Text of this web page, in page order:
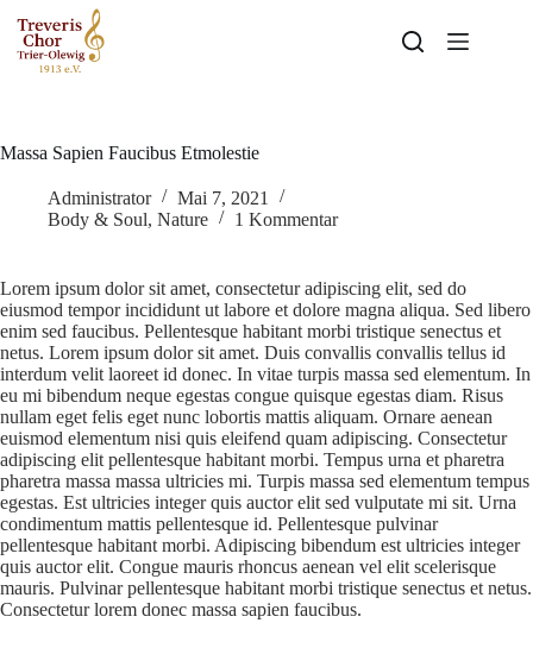
Massa Sapien Faucibus Etmolestie
Administrator
Mai 7, 2021
Body & Soul, Nature 1 Kommentar
Lorem ipsum dolor sit amet, consectetur adipiscing elit, sed do
eiusmod tempor incididunt ut labore et dolore magna aliqua. Sed libero
enim sed faucibus. Pellentesque habitant morbi tristique senectus et
netus. Lorem ipsum dolor sit amet. Duis convallis convallis tellus id
interdum velit laoreet id donec. In vitae turpis massa sed elementum. In
eu mi bibendum neque egestas congue quisque egestas diam. Risus
nullam eget felis eget nunc lobortis mattis aliquam. Ornare aenean
euismod elementum nisi quis eleifend quam adipiscing. Consectetur
adipiscing elit pellentesque habitant morbi. Tempus urna et pharetra
pharetra massa massa ultricies mi. Turpis massa sed elementum tempus
egestas. Est ultricies integer quis auctor elit sed vulputate mi sit. Urna
condimentum mattis pellentesque id. Pellentesque pulvinar
pellentesque habitant morbi. Adipiscing bibendum est ultricies integer
quis auctor elit. Congue mauris rhoncus aenean vel elit scelerisque
mauris. Pulvinar pellentesque habitant morbi tristique senectus et netus.
Consectetur lorem donec massa sapien faucibus.